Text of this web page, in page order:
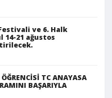
ve 6. Halk
14-21 ağustos
TC ANAYASA
BAŞARIYLA